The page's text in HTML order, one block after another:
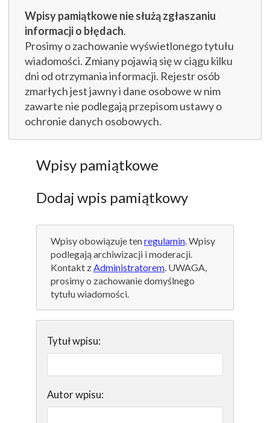
Wpisy pamiątkowe nie służą zgłaszaniu
informacji o błędach.
Prosimy o zachowanie wyświetlonego tytułu
wiadomości. Zmiany pojawią się w ciągu kilku
dni od otrzymania informacji. Rejestr osób
zmarłych jest jawny i dane osobowe w nim
zawarte nie podlegają przepisom ustawy o
ochronie danych osobowych.
Wpisy pamiątkowe
Dodaj wpis pamiątkowy
Wpisy obowiązuje tenregulamin. Wpisy
podlegają archiwizacji i moderacji.
Kontakt zAdministratorem. UWAGA,
prosimy o zachowanie domyślnego
tytułu wiadomości.
Tytuł wpisu:
Autor wpisu: